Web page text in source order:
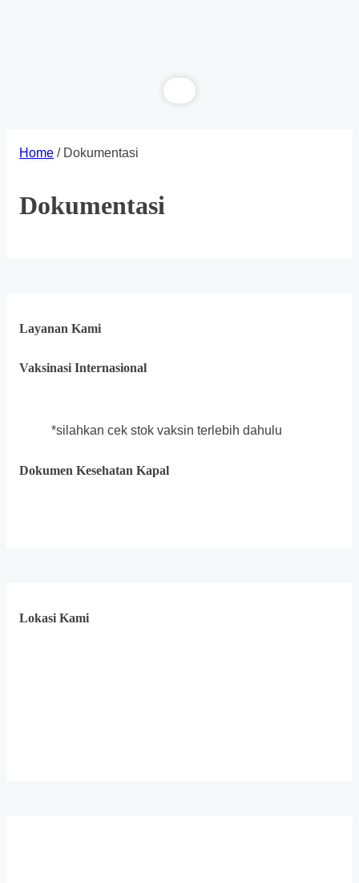
Home / Dokumentasi
Dokumentasi
Layanan Kami
Vaksinasi Internasional
*silahkan cek stok vaksin terlebih dahulu
Dokumen Kesehatan Kapal
Lokasi Kami